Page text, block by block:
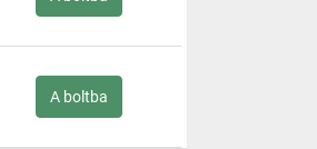
A boltba